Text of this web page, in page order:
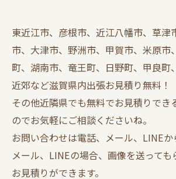
東近江市、彦根市、近江八幡市、草津
市、大津市、野洲市、甲賀市、米原市
町、湖南市、竜王町、日野町、甲良町
近郊など滋賀県内出張お見積り無料！
その他近隣県でも無料でお見積りでき
のでお気軽にご相談くださいね。
お問い合わせは電話、メール、LINEか
メール、LINEの場合、画像を送って
お見積りができます。